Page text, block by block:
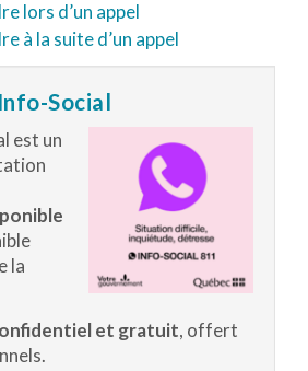
lors d’un appel
à la suite d’un appel
Social
est un
la
et gratuit, offert